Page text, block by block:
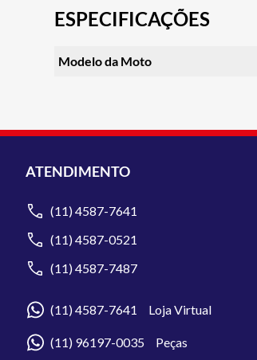
ESPECIFICAÇÕES
Modelo da Moto
ATENDIMENTO
(11) 4587-7641
(11) 4587-0521
(11) 4587-7487
(11) 4587-7641 Loja Virtual
(11) 96197-0035 Peças